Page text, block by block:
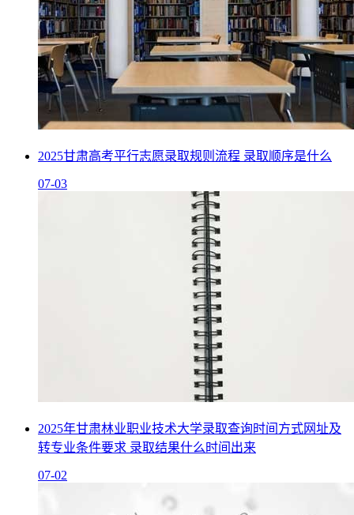
2025甘肃高考平行志愿录取规则流程 录取顺序是什么
07-03
2025年甘肃林业职业技术大学录取查询时间方式网址及
转专业条件要求 录取结果什么时间出来
07-02